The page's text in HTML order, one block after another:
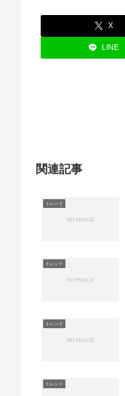
X
LINE
関連記事
トレンド
トレンド
トレンド
トレンド